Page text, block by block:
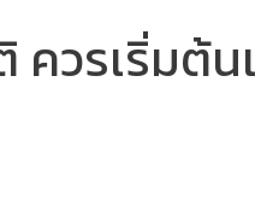
วรเริ่มต้